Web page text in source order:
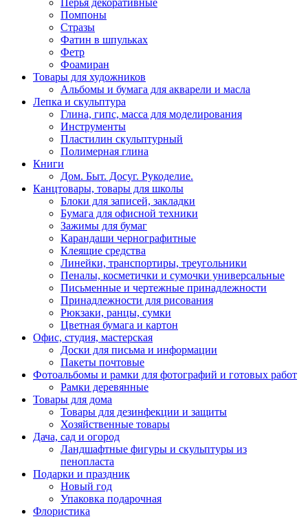
Перья декоративные
Помпоны
Стразы
Фатин в шпульках
Фетр
Фоамиран
Товары для художников
Альбомы и бумага для акварели и масла
Лепка и скульптура
Глина, гипс, масса для моделирования
Инструменты
Пластилин скульптурный
Полимерная глина
Книги
Дом. Быт. Досуг. Рукоделие.
Канцтовары, товары для школы
Блоки для записей, закладки
Бумага для офисной техники
Зажимы для бумаг
Карандаши чернографитные
Клеящие средства
Линейки, транспортиры, треугольники
Пеналы, косметички и сумочки универсальные
Письменные и чертежные принадлежности
Принадлежности для рисования
Рюкзаки, ранцы, сумки
Цветная бумага и картон
Офис, студия, мастерская
Доски для письма и информации
Пакеты почтовые
Фотоальбомы и рамки для фотографий и готовых работ
Рамки деревянные
Товары для дома
Товары для дезинфекции и защиты
Хозяйственные товары
Дача, сад и огород
Ландшафтные фигуры и скульптуры из
пенопласта
Подарки и праздник
Новый год
Упаковка подарочная
Флористика